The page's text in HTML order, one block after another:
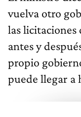
vuelva otro
las licitaciones
antes y
propio
puede llegar a